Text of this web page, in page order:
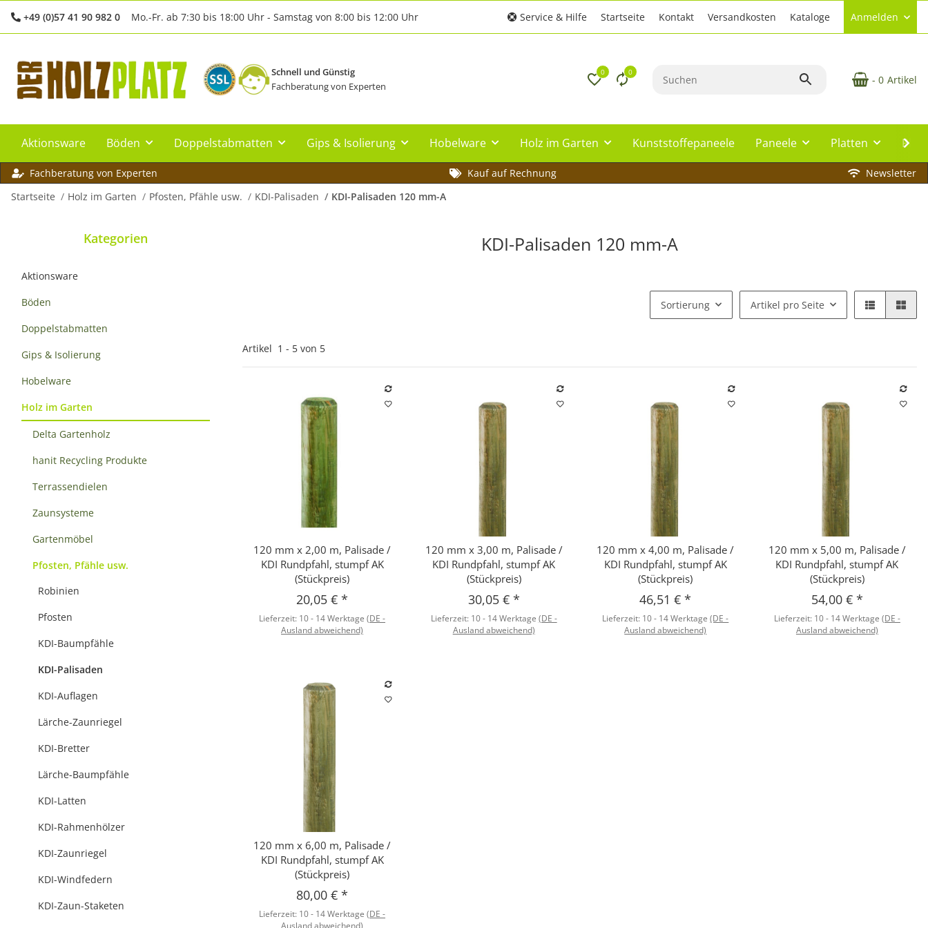
+49 (0)57 41 90 982 0 Mo.-Fr. ab 7:30 bis 18:00 Uhr - Samstag von 8:00 bis 12:00 Uhr Service & Hilfe Startseite Kontakt Versandkosten Kataloge Anmelden
Schnell und Günstig
Fachberatung von Experten
0 0
- 0 Artikel
Aktionsware Böden Doppelstabmatten Gips & Isolierung Hobelware Holz im Garten Kunststoffepaneele Paneele Platten
Fachberatung von Experten Kauf auf Rechnung
Newsletter
Startseite
Holz im Garten Pfosten, Pfähle usw. KDI-Palisaden KDI-Palisaden 120 mm-A
KDI-Palisaden 120 mm-A
Sortierung Artikel pro Seite
Artikel 1 - 5 von 5
Schnellkauf
120 mm x 2,00 m, Palisade /
KDI Rundpfahl, stumpf AK
(Stückpreis)
20,05 €*
Lieferzeit: 10 - 14 Werktage(DE -
Ausland abweichend)
Schnellkauf
120 mm x 3,00 m, Palisade /
KDI Rundpfahl, stumpf AK
(Stückpreis)
30,05 € *
Lieferzeit: 10 - 14 Werktage (DE -
Ausland abweichend)
Schnellkauf
120 mm x 4,00 m, Palisade /
KDI Rundpfahl, stumpf AK
(Stückpreis)
46,51 €*
Lieferzeit: 10 - 14 Werktage(DE -
Ausland abweichend)
Schnellkauf
120 mm x 5,00 m, Palisade /
KDI Rundpfahl, stumpf AK
(Stückpreis)
54,00 € *
Lieferzeit: 10 - 14 Werktage (DE -
Ausland abweichend)
Schnellkauf
120 mm x 6,00 m, Palisade /
KDI Rundpfahl, stumpf AK
(Stückpreis)
80,00 €*
Lieferzeit: 10 - 14 Werktage(DE -
Ausland abweichend)
Kategorien
Aktionsware
Böden
Doppelstabmatten
Gips & Isolierung
Hobelware
Holz im Garten
Delta Gartenholz
hanit Recycling Produkte
Terrassendielen
Zaunsysteme
Gartenmöbel
Pfosten, Pfähle usw.
Robinien
Pfosten
KDI-Baumpfähle
KDI-Palisaden
KDI-Auflagen
Lärche-Zaunriegel
KDI-Bretter
Lärche-Baumpfähle
KDI-Latten
KDI-Rahmenhölzer
KDI-Zaunriegel
KDI-Windfedern
KDI-Zaun-Staketen